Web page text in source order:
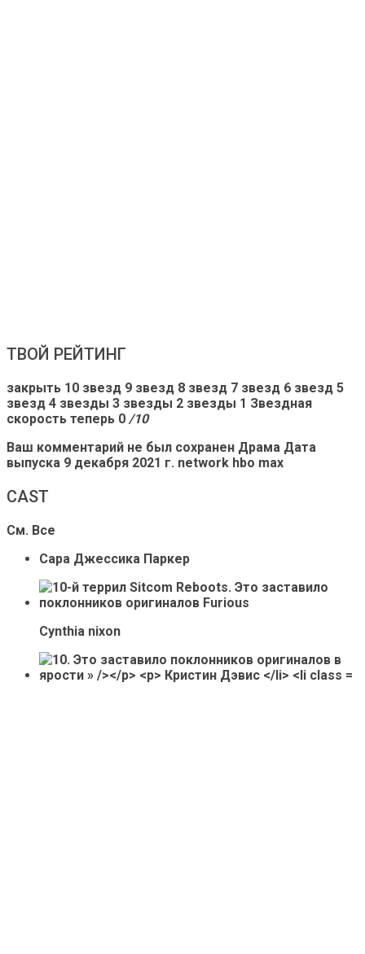
ТВОЙ РЕЙТИНГ
закрыть 10 звезд 9 звезд 8 звезд 7 звезд 6 звезд 5
звезд 4 звезды 3 звезды 2 звезды 1 Звездная
скорость теперь 0 /10
Ваш комментарий не был сохранен Драма Дата
выпуска 9 декабря 2021 г. network hbo max
CAST
См. Все
Сара Джессика Паркер
Cynthia nixon